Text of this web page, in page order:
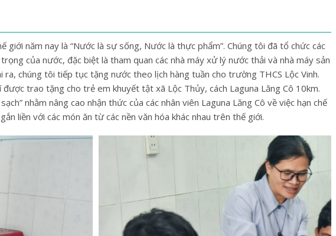
giới năm nay là “Nước là sự sống, Nước là thực phẩm”. Chúng tôi đã tổ chức các
của nước, đặc biệt là tham quan các nhà máy xử lý nước thải và nhà máy sản
ra, chúng tôi tiếp tục tặng nước theo lịch hàng tuần cho trường THCS Lộc Vinh.
trao tặng cho trẻ em khuyết tật xã Lộc Thủy, cách Laguna Lăng Cô 10km.
nhằm nâng cao nhận thức của các nhân viên Laguna Lăng Cô về việc hạn chế
liền với các món ăn từ các nền văn hóa khác nhau trên thế giới.